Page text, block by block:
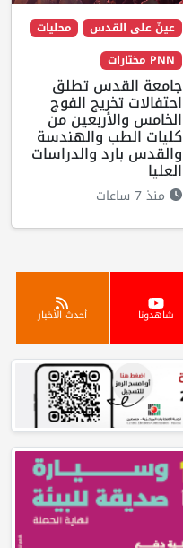
عينٌ على القدس
محليات
PNN مختارات
جامعة القدس تطلق
احتفالات تخريج الفوج
الخامس والأربعين من
كليات الطب والهندسة
والقدس بارد والدراسات
العليا
منذ 7 ساعات
شاهدونا أحدث الأخبار